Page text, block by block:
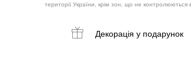
території України, крім зон, що не контролюються
Декорація у подарунок